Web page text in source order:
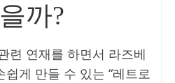
까?
련 연재를 하면서 라즈베
게 만들 수 있는 “레트로